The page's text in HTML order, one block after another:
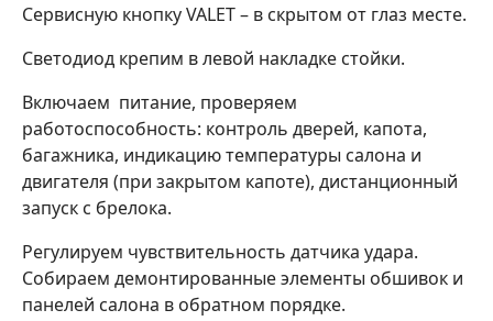
Сервисную кнопку VALET – в скрытом от глаз месте.
Светодиод крепим в левой накладке стойки.
Включаем питание, проверяем
работоспособность: контроль дверей, капота,
багажника, индикацию температуры салона и
двигателя (при закрытом капоте), дистанционный
запуск с брелока.
Регулируем чувствительность датчика удара.
Собираем демонтированные элементы обшивок и
панелей салона в обратном порядке.